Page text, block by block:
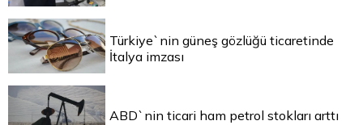
Türkiye`nin güneş gözlüğü ticaretinde
İtalya imzası
ABD`nin ticari ham petrol stokları arttı